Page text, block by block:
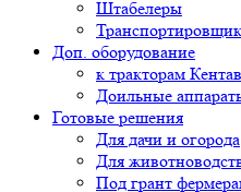
Штабелеры
Доп. оборудование
к тракторам
Доильные
Готовые решения
Для дачи и огорода
Для
Под грант